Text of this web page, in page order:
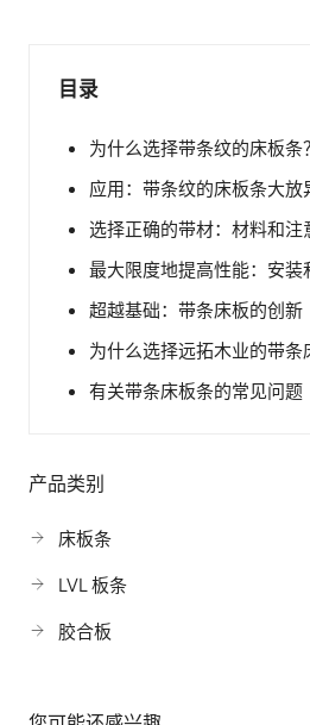
目录
为什么选择带条纹的床板条
应用：带条纹的床板条大放
选择正确的带材：材料和注
最大限度地提高性能：安装
超越基础：带条床板的创新
为什么选择远拓木业的带条
有关带条床板条的常见问题
产品类别
床板条
LVL 板条
胶合板